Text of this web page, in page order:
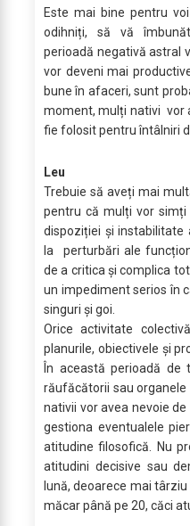
Este mai bine pentru
odihniți, să vă
perioadă negativă astral
vor deveni mai
bune în afaceri, sunt
moment, mulți nativi vor
fie folosit pentru întâlniri
Leu
Trebuie să aveți mai
pentru că mulți vor simți
dispoziției și instabilitate
la perturbări ale
de a critica și complica
un impediment serios în
singuri și goi.
Orice activitate
planurile, obiectivele și
În această perioadă de
răufăcătorii sau
nativii vor avea nevoie
gestiona eventualele
atitudine filosofică. Nu
atitudini decisive sau
lună, deoarece mai
măcar până pe 20, căci